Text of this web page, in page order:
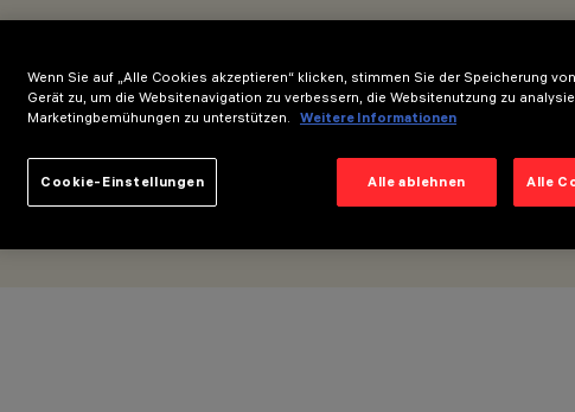
Wenn Sie auf „Alle Cookies akzeptieren“ klicken, stimmen Sie der Speicherung
Gerät zu, um die Websitenavigation zu verbessern, die Websitenutzung zu
Marketingbemühungen zu unterstützen.
Weitere Informationen
Alle ablehnen Alle
Cookie-Einstellungen